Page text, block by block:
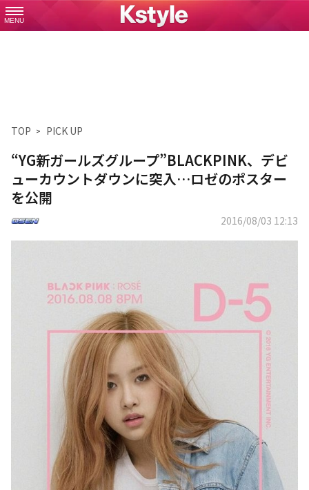
MENU
TOP PICK UP
“YG新ガールズグループ”BLACKPINK、デビ
ューカウントダウンに突入…ロゼのポスター
を公開
2016/08/03 12:13